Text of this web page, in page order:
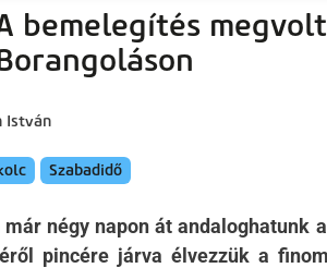
bemelegítés
István
Szabadidő
már négy napon át andaloghatunk
pincére járva élvezzük a